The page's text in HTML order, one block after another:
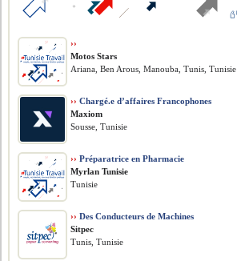
››
Motos Stars
Ariana, Ben Arous, Manouba, Tunis, Tunisie
›› Chargé.e d’affaires Francophones
Maxiom
Sousse, Tunisie
›› Préparatrice en Pharmacie
Myrlan Tunisie
Tunisie
›› Des Conducteurs de Machines
Sitpec
Tunis, Tunisie